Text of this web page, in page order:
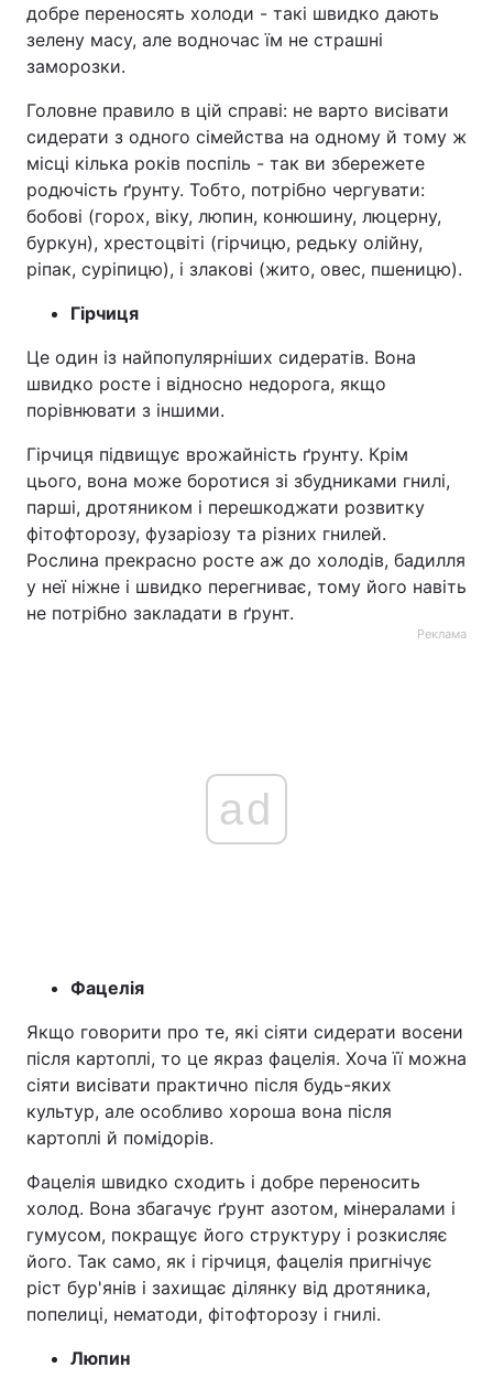
добре переносять холоди - такі швидко дають
зелену масу, але водночас їм не страшні
заморозки.
Головне правило в цій справі: не варто висівати
сидерати з одного сімейства на одному й тому ж
місці кілька років поспіль - так ви збережете
родючість ґрунту. Тобто, потрібно чергувати:
бобові (горох, віку, люпин, конюшину, люцерну,
буркун), хрестоцвіті (гірчицю, редьку олійну,
ріпак, суріпицю), і злакові (жито, овес, пшеницю).
Гірчиця
Це один із найпопулярніших сидератів. Вона
швидко росте і відносно недорога, якщо
порівнювати з іншими.
Гірчиця підвищує врожайність ґрунту. Крім
цього, вона може боротися зі збудниками гнилі,
парші, дротяником і перешкоджати розвитку
фітофторозу, фузаріозу та різних гнилей.
Рослина прекрасно росте аж до холодів, бадилля
у неї ніжне і швидко перегниває, тому його навіть
не потрібно закладати в ґрунт.
Реклама
ad
Фацелія
Якщо говорити про те, які сіяти сидерати восени
після картоплі, то це якраз фацелія. Хоча її можна
сіяти висівати практично після будь-яких
культур, але особливо хороша вона після
картоплі й помідорів.
Фацелія швидко сходить і добре переносить
холод. Вона збагачує ґрунт азотом, мінералами і
гумусом, покращує його структуру і розкисляє
його. Так само, як і гірчиця, фацелія пригнічує
ріст бур'янів і захищає ділянку від дротяника,
попелиці, нематоди, фітофторозу і гнилі.
Люпин